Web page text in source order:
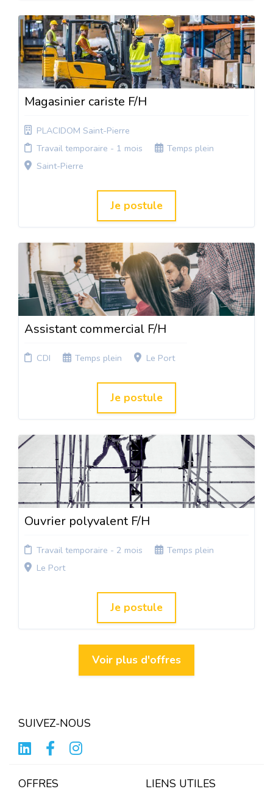
Magasinier cariste F/H
PLACIDOM Saint-Pierre
Travail temporaire - 1 mois
Temps plein
Saint-Pierre
Je postule
Assistant commercial F/H
CDI Temps plein Le Port
Je postule
Ouvrier polyvalent F/H
Travail temporaire - 2 mois
Temps plein
Le Port
Je postule
Voir plus d'offres
SUIVEZ-NOUS
OFFRES LIENS UTILES